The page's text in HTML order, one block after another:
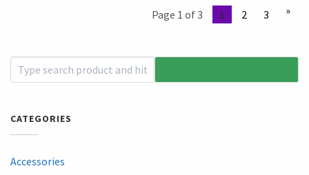
Page 1 of 3 1 2 3 »
CATEGORIES
Accessories